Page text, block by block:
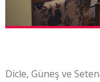
Dicle, Güneş ve